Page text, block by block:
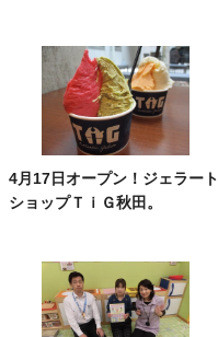
4月17日オープン！ジェラート
ショップＴｉＧ秋田。